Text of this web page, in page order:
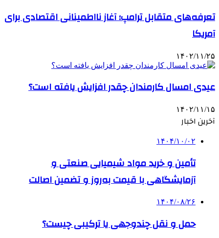
تعرفه‌های متقابل ترامپ؛ آغاز نااطمینانی اقتصادی برای
آمریکا
۱۴۰۲/۱۱/۲۵
عیدی امسال کارمندان چقدر افزایش یافته است؟
۱۴۰۲/۱۱/۱۵
آخرین اخبار
۱۴۰۴/۱۰/۰۲
تأمین و خرید مواد شیمیایی صنعتی و
آزمایشگاهی با قیمت به‌روز و تضمین اصالت
۱۴۰۴/۰۸/۲۶
حمل و نقل چندوجهی یا ترکیبی چیست؟